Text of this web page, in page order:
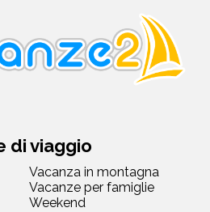
di viaggio
Vacanza in montagna
Vacanze per famiglie
Weekend